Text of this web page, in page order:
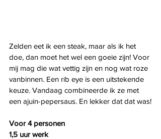
Zelden eet ik een steak, maar als ik het
doe, dan moet het wel een goeie zijn! Voor
mij mag die wat vettig zijn en nog wat roze
vanbinnen. Een rib eye is een uitstekende
keuze. Vandaag combineerde ik ze met
een ajuin-pepersaus. En lekker dat dat was!
Voor 4 personen
1,5 uur werk